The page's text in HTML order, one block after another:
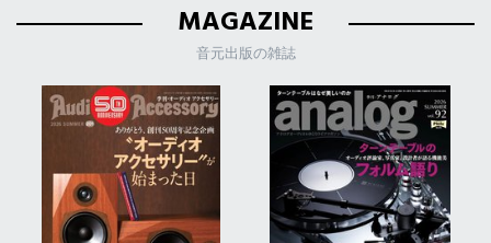
MAGAZINE
音元出版の雑誌